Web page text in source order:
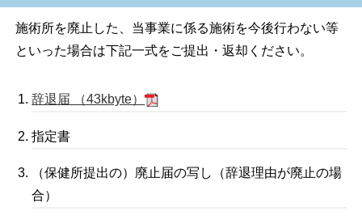
施術所を廃止した、当事業に係る施術を今後行わない等
といった場合は下記一式をご提出・返却ください。
辞退届 （43kbyte）
指定書
（保健所提出の）廃止届の写し（辞退理由が廃止の場
合）